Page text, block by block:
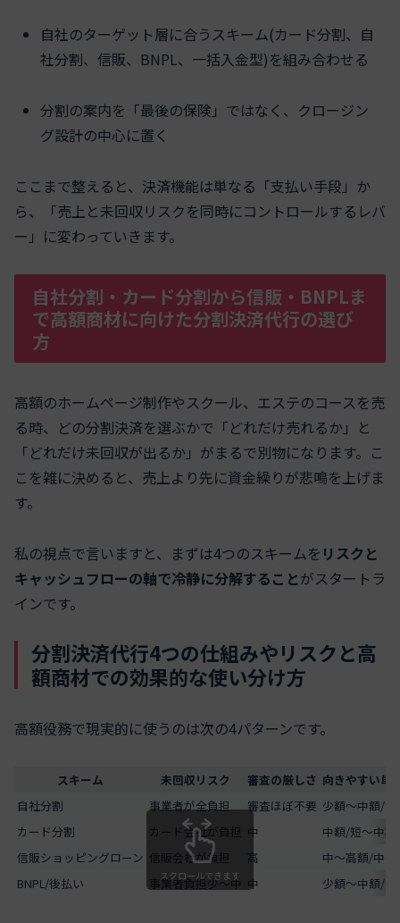
自社のターゲット層に合うスキーム(カード分割、自
社分割、信販、BNPL、一括入金型)を組み合わせる
分割の案内を「最後の保険」ではなく、クロージン
グ設計の中心に置く
ここまで整えると、決済機能は単なる「支払い手段」か
ら、「売上と未回収リスクを同時にコントロールするレバ
ー」に変わっていきます。
自社分割・カード分割から信販・BNPLま
で高額商材に向けた分割決済代行の選び
方
高額のホームページ制作やスクール、エステのコースを売
る時、どの分割決済を選ぶかで「どれだけ売れるか」と
「どれだけ未回収が出るか」がまるで別物になります。こ
こを雑に決めると、売上より先に資金繰りが悲鳴を上げま
す。
私の視点で言いますと、まずは4つのスキームを リスクと
キャッシュフローの軸で冷静に分解することがスタートラ
インです。
分割決済代行4つの仕組みやリスクと高
額商材での効果的な使い分け方
高額役務で現実的に使うのは次の4パターンです。
スキーム 未回収リスク 審査の厳しさ 向きやすい単
自社分割
事業者が全負担 審査ほぼ不要 少額〜中額/短
カード分割
カード会社が負担 中
中額/短〜中期
信販ショッピングローン 信販会社が負担 高
中〜高額/中〜
BNPL/後払い
事業者負担少〜中 中 少額〜中額/短
スクロールできます